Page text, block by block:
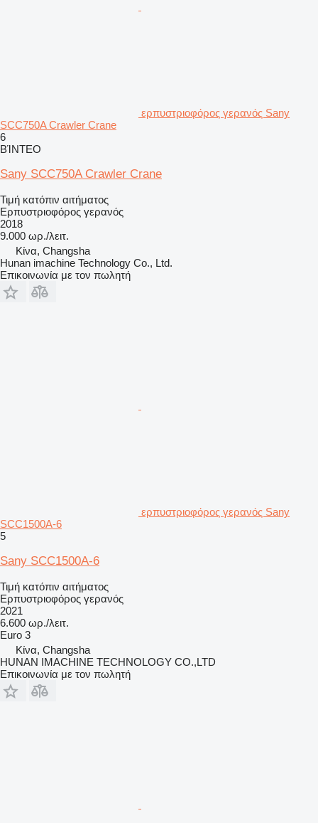
ερπυστριοφόρος γερανός Sany
SCC750A Crawler Crane
6
ΒΊΝΤΕΟ
Sany SCC750A Crawler Crane
Τιμή κατόπιν αιτήματος
Ερπυστριοφόρος γερανός
2018
9.000 ωρ./λειτ.
Κίνα, Changsha
Hunan imachine Technology Co., Ltd.
Επικοινωνία με τον πωλητή
ερπυστριοφόρος γερανός Sany
SCC1500A-6
5
Sany SCC1500A-6
Τιμή κατόπιν αιτήματος
Ερπυστριοφόρος γερανός
2021
6.600 ωρ./λειτ.
Euro 3
Κίνα, Changsha
HUNAN IMACHINE TECHNOLOGY CO.,LTD
Επικοινωνία με τον πωλητή